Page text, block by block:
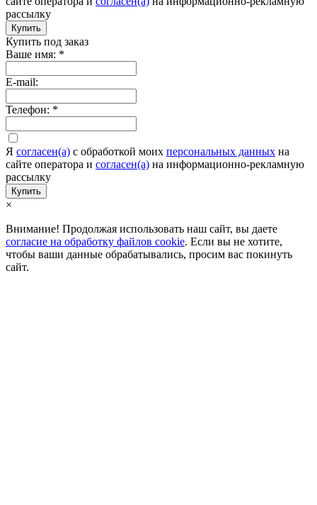
рассылку
Купить
Купить под заказ
Ваше имя: *
E-mail:
Телефон: *
Я согласен(а) c обработкой моих персональных данных на
сайте оператора и согласен(а) на информационно-рекламную
рассылку
Купить
×
Внимание! Продолжая использовать наш сайт, вы даете
согласие на обработку файлов cookie. Если вы не хотите,
чтобы ваши данные обрабатывались, просим вас покинуть
сайт.